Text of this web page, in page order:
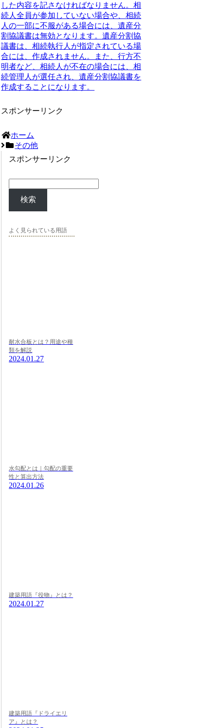
した内容を記さなければなりません。相
続人全員が参加していない場合や、相続
人の一部に不服がある場合には、遺産分
割協議書は無効となります。遺産分割協
議書は、相続執行人が指定されている場
合には、作成されません。また、行方不
明者など、相続人が不在の場合には、相
続管理人が選任され、遺産分割協議書を
作成することになります。
スポンサーリンク
ホーム
その他
スポンサーリンク
検索
よく見られている用語
耐水合板とは？用途や種
類を解説
2024.01.27
水勾配とは｜勾配の重要
性と算出方法
2024.01.26
建築用語『役物』とは？
2024.01.27
建築用語『ドライエリ
ア』とは？